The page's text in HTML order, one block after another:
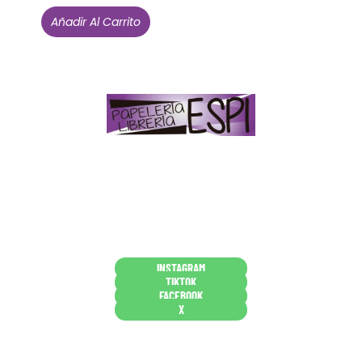
Añadir Al Carrito
INSTAGRAM
TIKTOK
FACEBOOK
X